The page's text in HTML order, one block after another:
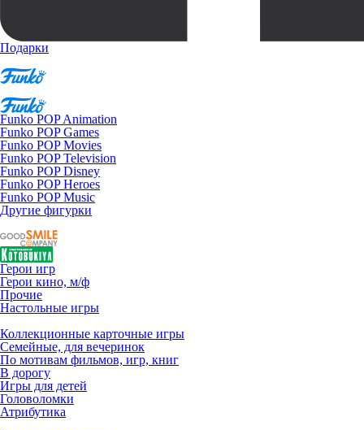
Подарки
Funko POP Animation
Funko POP Games
Funko POP Movies
Funko POP Television
Funko POP Disney
Funko POP Heroes
Funko POP Music
Другие фигурки
Герои игр
Герои кино, м/ф
Прочие
Настольные игры
Коллекционные карточные игры
Семейные, для вечеринок
По мотивам фильмов, игр, книг
В дорогу
Игры для детей
Головоломки
Атрибутика